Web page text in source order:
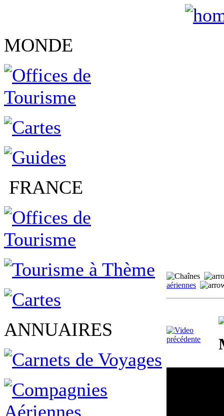
MONDE
FRANCE
ANNUAIRES
aériennes